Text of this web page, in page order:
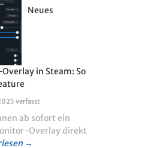
Neues
in Steam: So
verfasst
ab sofort ein
Overlay direkt
→